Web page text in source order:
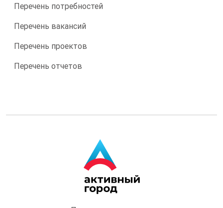
Перечень потребностей
Перечень вакансий
Перечень проектов
Перечень отчетов